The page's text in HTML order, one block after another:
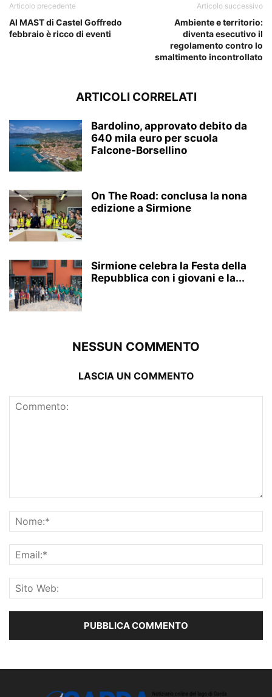
Articolo precedente
Al MAST di Castel Goffredo
febbraio è ricco di eventi
Articolo successivo
Ambiente e territorio:
diventa esecutivo il
regolamento contro lo
smaltimento incontrollato
ARTICOLI CORRELATI
Bardolino, approvato debito da
640 mila euro per scuola
Falcone-Borsellino
On The Road: conclusa la nona
edizione a Sirmione
Sirmione celebra la Festa della
Repubblica con i giovani e la...
NESSUN COMMENTO
LASCIA UN COMMENTO